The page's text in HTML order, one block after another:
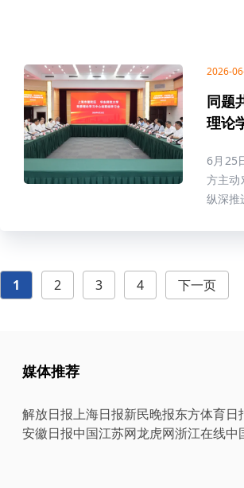
2026-
同题
理论
6月25
方主动
纵深推
1 2 3 4 下一页
媒体推荐
解放日报上海日报新民晚报东方体育日
安徽日报中国江苏网龙虎网浙江在线中